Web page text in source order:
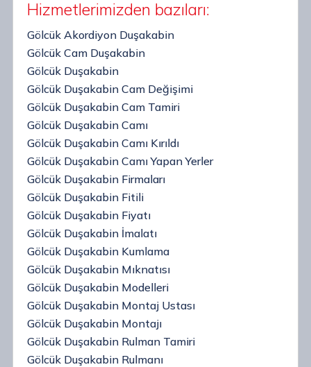
Hizmetlerimizden bazıları:
Gölcük Akordiyon Duşakabin
Gölcük Cam Duşakabin
Gölcük Duşakabin
Gölcük Duşakabin Cam Değişimi
Gölcük Duşakabin Cam Tamiri
Gölcük Duşakabin Camı
Gölcük Duşakabin Camı Kırıldı
Gölcük Duşakabin Camı Yapan Yerler
Gölcük Duşakabin Firmaları
Gölcük Duşakabin Fitili
Gölcük Duşakabin Fiyatı
Gölcük Duşakabin İmalatı
Gölcük Duşakabin Kumlama
Gölcük Duşakabin Mıknatısı
Gölcük Duşakabin Modelleri
Gölcük Duşakabin Montaj Ustası
Gölcük Duşakabin Montajı
Gölcük Duşakabin Rulman Tamiri
Gölcük Duşakabin Rulmanı